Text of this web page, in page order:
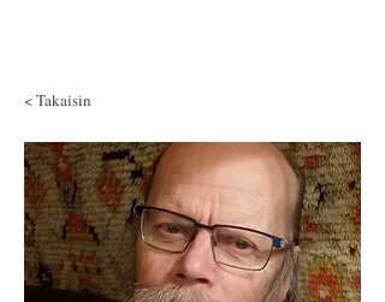
< Takaisin